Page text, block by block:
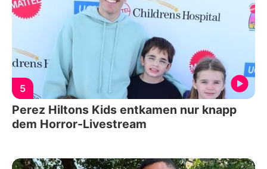
5
Perez Hiltons Kids entkamen nur knapp
dem Horror-Livestream